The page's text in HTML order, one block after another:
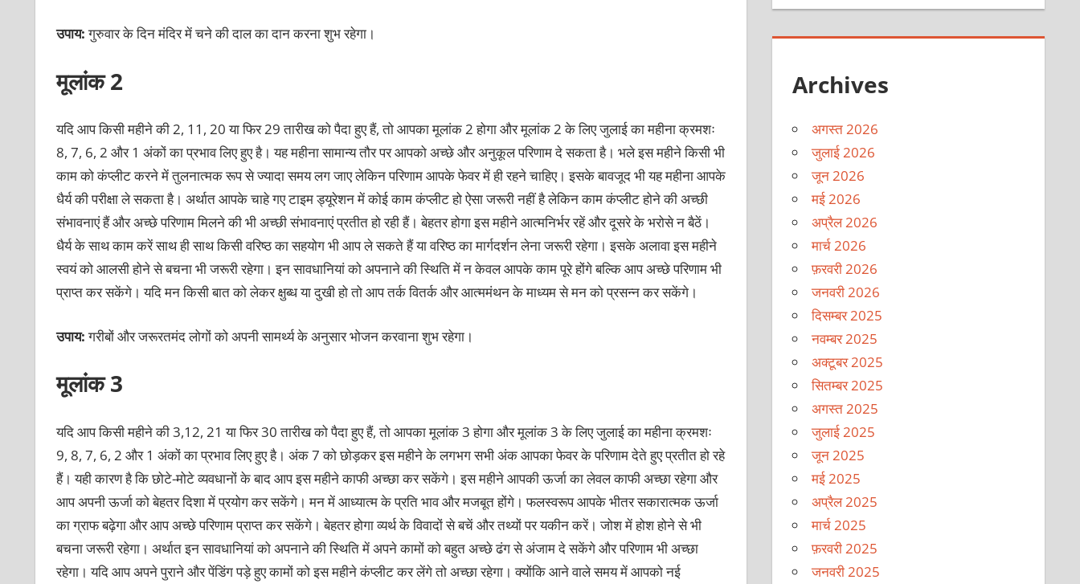
उपाय:गुरुवार के दिन मंदिर में चने की दाल का दान करना शुभ रहेगा।
मूलांक 2
यदि आप किसी महीने की 2, 11, 20 या फिर 29 तारीख को पैदा हुए हैं, तो आपका मूलांक 2 होगा और मूलांक 2 के लिए जुलाई का महीना क्रमशः
8, 7, 6, 2 और 1 अंकों का प्रभाव लिए हुए है। यह महीना सामान्य तौर पर आपको अच्छे और अनुकूल परिणाम दे सकता है। भले इस महीने किसी भी
काम को कंप्लीट करने में तुलनात्मक रूप से ज्यादा समय लग जाए लेकिन परिणाम आपके फेवर में ही रहने चाहिए। इसके बावजूद भी यह महीना आपके
धैर्य की परीक्षा ले सकता है। अर्थात आपके चाहे गए टाइम ड्यूरेशन में कोई काम कंप्लीट हो ऐसा जरूरी नहीं है लेकिन काम कंप्लीट होने की अच्छी
संभावनाएं हैं और अच्छे परिणाम मिलने की भी अच्छी संभावनाएं प्रतीत हो रही हैं। बेहतर होगा इस महीने आत्मनिर्भर रहें और दूसरे के भरोसे न बैठें।
धैर्य के साथ काम करें साथ ही साथ किसी वरिष्ठ का सहयोग भी आप ले सकते हैं या वरिष्ठ का मार्गदर्शन लेना जरूरी रहेगा। इसके अलावा इस महीने
स्वयं को आलसी होने से बचना भी जरूरी रहेगा। इन सावधानियां को अपनाने की स्थिति में न केवल आपके काम पूरे होंगे बल्कि आप अच्छे परिणाम भी
प्राप्त कर सकेंगे। यदि मन किसी बात को लेकर क्षुब्ध या दुखी हो तो आप तर्क वितर्क और आत्ममंथन के माध्यम से मन को प्रसन्न कर सकेंगे।
उपाय:गरीबों और जरूरतमंद लोगों को अपनी सामर्थ्य के अनुसार भोजन करवाना शुभ रहेगा।
मूलांक 3
यदि आप किसी महीने की 3,12, 21 या फिर 30 तारीख को पैदा हुए हैं, तो आपका मूलांक 3 होगा और मूलांक 3 के लिए जुलाई का महीना क्रमशः
9, 8, 7, 6, 2 और 1 अंकों का प्रभाव लिए हुए है। अंक 7 को छोड़कर इस महीने के लगभग सभी अंक आपका फेवर के परिणाम देते हुए प्रतीत हो रहे
हैं। यही कारण है कि छोटे-मोटे व्यवधानों के बाद आप इस महीने काफी अच्छा कर सकेंगे। इस महीने आपकी ऊर्जा का लेवल काफी अच्छा रहेगा और
आप अपनी ऊर्जा को बेहतर दिशा में प्रयोग कर सकेंगे। मन में आध्यात्म के प्रति भाव और मजबूत होंगे। फलस्वरूप आपके भीतर सकारात्मक ऊर्जा
का ग्राफ बढ़ेगा और आप अच्छे परिणाम प्राप्त कर सकेंगे। बेहतर होगा व्यर्थ के विवादों से बचें और तथ्यों पर यकीन करें। जोश में होश होने से भी
बचना जरूरी रहेगा। अर्थात इन सावधानियां को अपनाने की स्थिति में अपने कामों को बहुत अच्छे ढंग से अंजाम दे सकेंगे और परिणाम भी अच्छा
रहेगा। यदि आप अपने पुराने और पेंडिंग पड़े हुए कामों को इस महीने कंप्लीट कर लेंगे तो अच्छा रहेगा। क्योंकि आने वाले समय में आपको नई
Archives
अगस्त 2026
जुलाई 2026
जून 2026
मई 2026
अप्रैल 2026
मार्च 2026
फ़रवरी 2026
जनवरी 2026
दिसम्बर 2025
नवम्बर 2025
अक्टूबर 2025
सितम्बर 2025
अगस्त 2025
जुलाई 2025
जून 2025
मई 2025
अप्रैल 2025
मार्च 2025
फ़रवरी 2025
जनवरी 2025